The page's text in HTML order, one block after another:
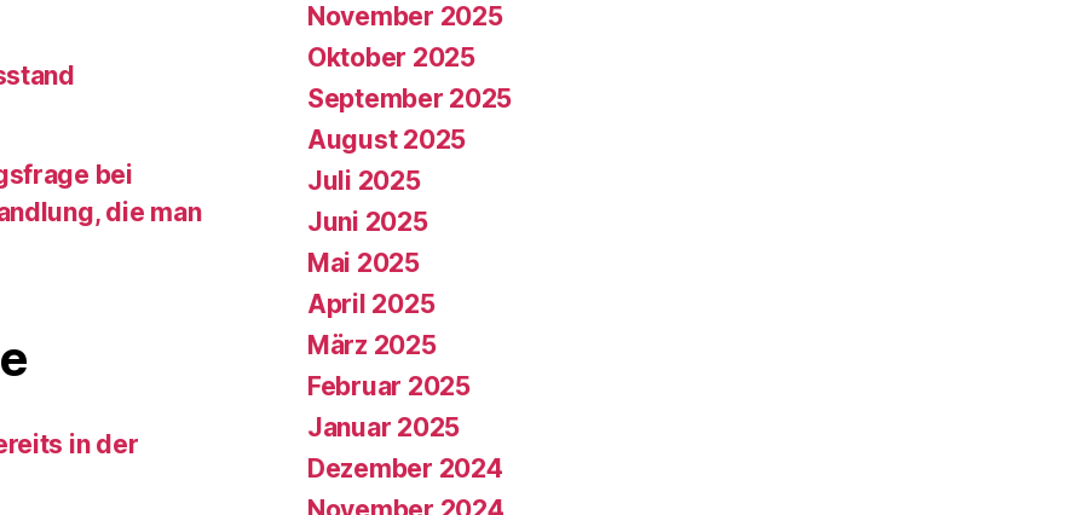
bei
die man
in der
November 2025
Oktober 2025
September 2025
August 2025
Juli 2025
Juni 2025
Mai 2025
April 2025
März 2025
Februar 2025
Januar 2025
Dezember 2024